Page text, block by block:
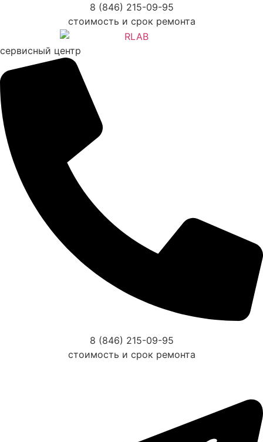
содержимому
8 (846) 215-09-95
стоимость и срок ремонта
сервисный центр
8 (846) 215-09-95
стоимость и срок ремонта